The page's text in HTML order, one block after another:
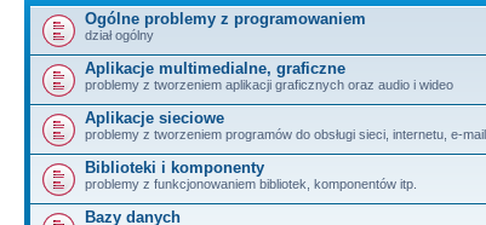
Ogólne problemy z programowaniem
dział ogólny
Aplikacje multimedialne, graficzne
problemy z tworzeniem aplikacji graficznych oraz audio i wideo
Aplikacje sieciowe
problemy z tworzeniem programów do obsługi sieci, internetu, e-mail
Biblioteki i komponenty
problemy z funkcjonowaniem bibliotek, komponentów itp.
Bazy danych